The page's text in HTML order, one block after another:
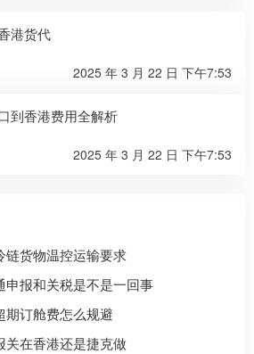
港货代
2025 年 3 月 22 日 下午7:53
到香港费用全解析
2025 年 3 月 22 日 下午7:53
链货物温控运输要求
申报和关税是不是一回事
期订舱费怎么规避
在香港还是捷克做